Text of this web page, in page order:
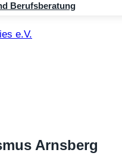
Berufsberatung
Arnsberg